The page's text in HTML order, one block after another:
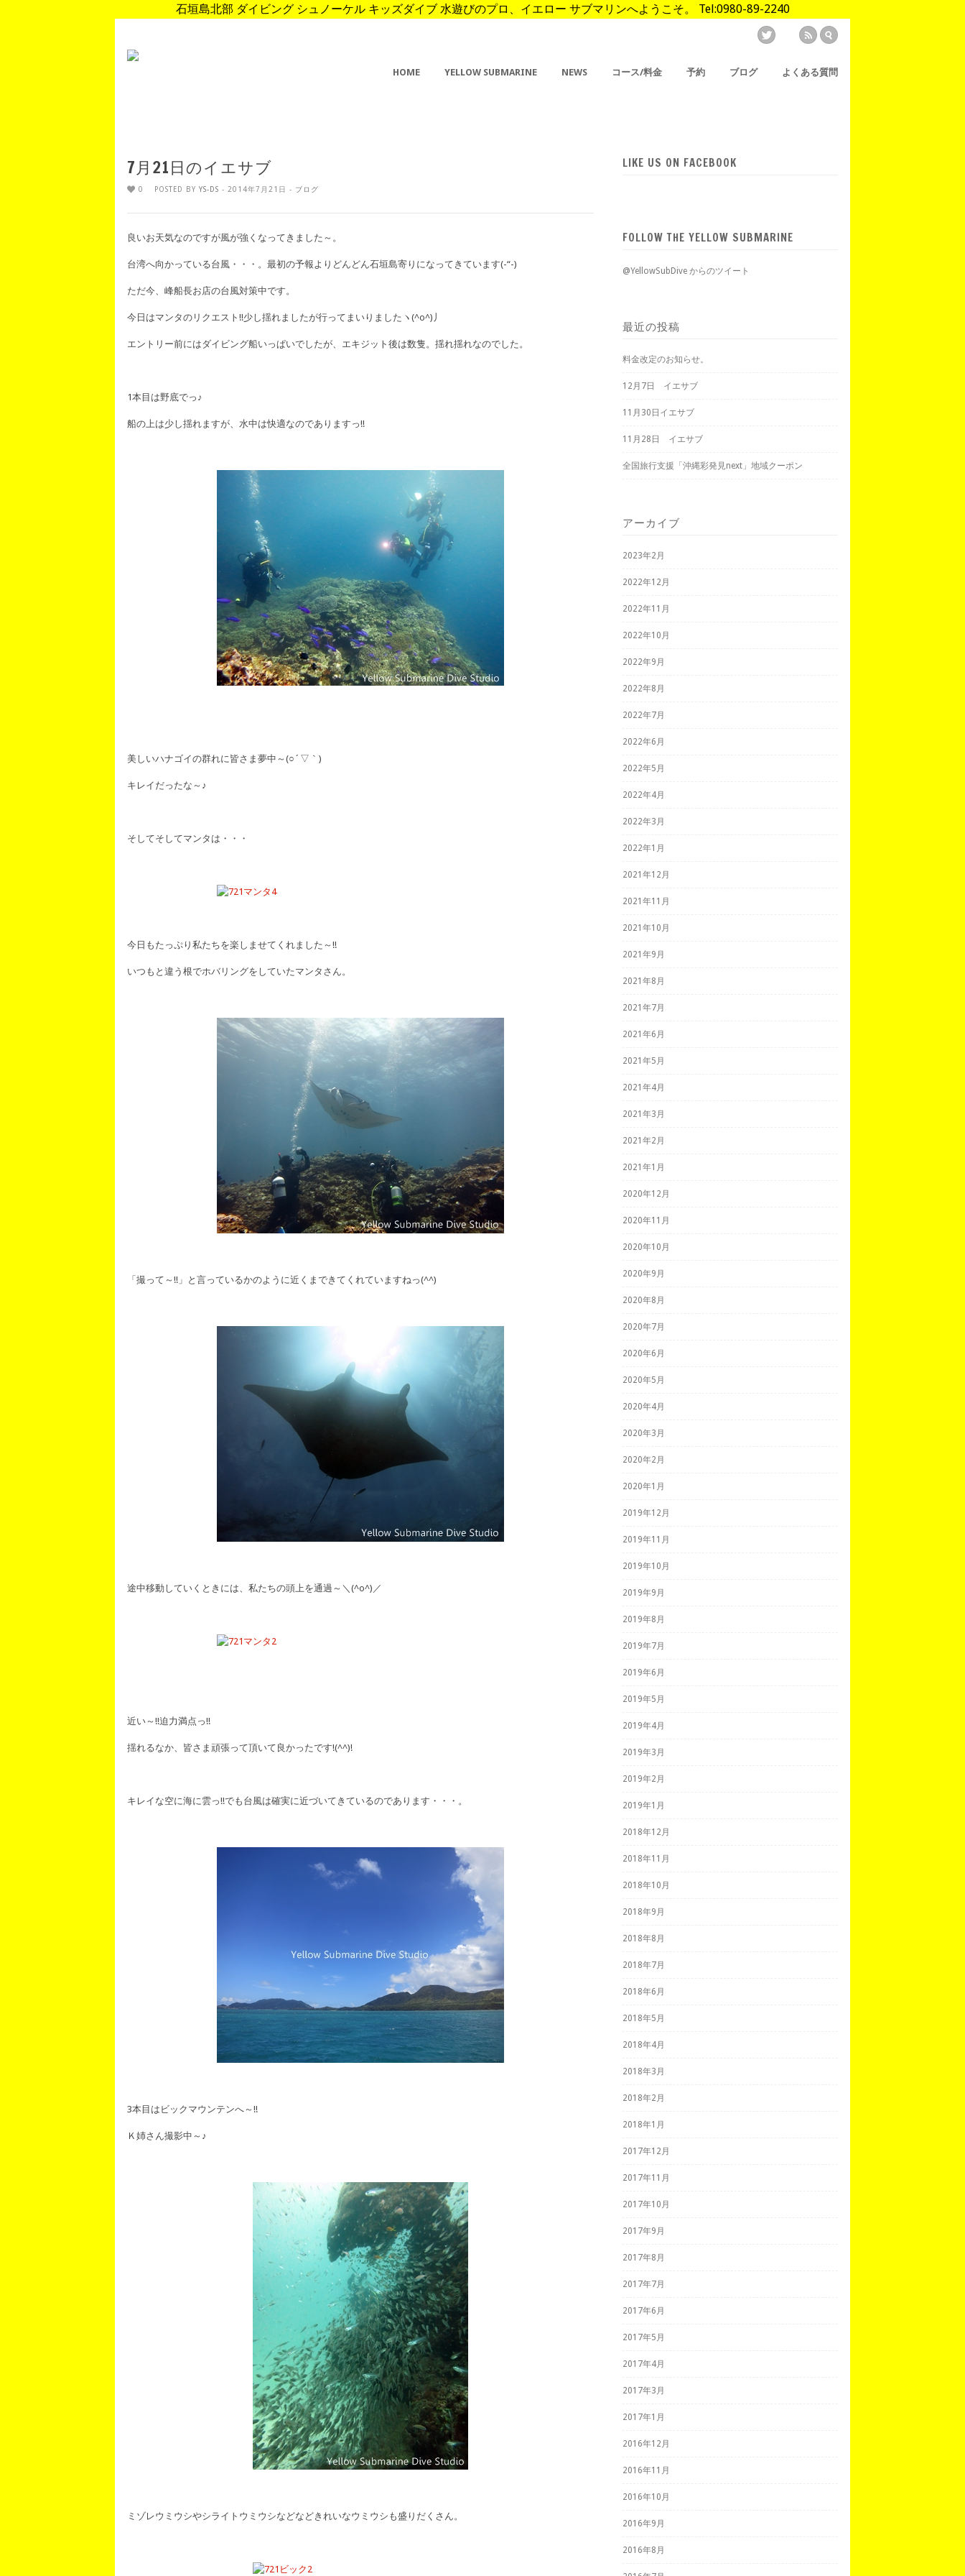
石垣島北部 ダイビング シュノーケル キッズダイブ 水遊びのプロ、イエロー サブマリンへようこそ。 Tel:0980-89-2240
HOME YELLOW SUBMARINE NEWS コース/料金 予約 ブログ よくある質問
7月21日のイエサブ
0 POSTED BY YS-DS - 2014年7月21日 - ブログ
良いお天気なのですが風が強くなってきました～。
台湾へ向かっている台風・・・。最初の予報よりどんどん石垣島寄りになってきています(-“-)
ただ今、峰船長お店の台風対策中です。
今日はマンタのリクエスト!!少し揺れましたが行ってまいりましたヽ(^o^)丿
エントリー前にはダイビング船いっぱいでしたが、エキジット後は数隻。揺れ揺れなのでした。
1本目は野底でっ♪
船の上は少し揺れますが、水中は快適なのでありますっ!!
美しいハナゴイの群れに皆さま夢中～(○´▽｀)
キレイだったな～♪
そしてそしてマンタは・・・
今日もたっぷり私たちを楽しませてくれました～!!
いつもと違う根でホバリングをしていたマンタさん。
「撮って～!!」と言っているかのように近くまできてくれていますねっ(^^)
途中移動していくときには、私たちの頭上を通過～＼(^o^)／
近い～!!迫力満点っ!!
揺れるなか、皆さま頑張って頂いて良かったです!(^^)!
キレイな空に海に雲っ!!でも台風は確実に近づいてきているのであります・・・。
3本目はビックマウンテンへ～!!
Ｋ姉さん撮影中～♪
ミゾレウミウシやシライトウミウシなどなどきれいなウミウシも盛りだくさん。
LIKE US ON FACEBOOK
FOLLOW THE YELLOW SUBMARINE
@YellowSubDive からのツイート
最近の投稿
料金改定のお知らせ。
12月7日 イエサブ
11月30日イエサブ
11月28日 イエサブ
全国旅行支援「沖縄彩発見next」地域クーポン
アーカイブ
2023年2月
2022年12月
2022年11月
2022年10月
2022年9月
2022年8月
2022年7月
2022年6月
2022年5月
2022年4月
2022年3月
2022年1月
2021年12月
2021年11月
2021年10月
2021年9月
2021年8月
2021年7月
2021年6月
2021年5月
2021年4月
2021年3月
2021年2月
2021年1月
2020年12月
2020年11月
2020年10月
2020年9月
2020年8月
2020年7月
2020年6月
2020年5月
2020年4月
2020年3月
2020年2月
2020年1月
2019年12月
2019年11月
2019年10月
2019年9月
2019年8月
2019年7月
2019年6月
2019年5月
2019年4月
2019年3月
2019年2月
2019年1月
2018年12月
2018年11月
2018年10月
2018年9月
2018年8月
2018年7月
2018年6月
2018年5月
2018年4月
2018年3月
2018年2月
2018年1月
2017年12月
2017年11月
2017年10月
2017年9月
2017年8月
2017年7月
2017年6月
2017年5月
2017年4月
2017年3月
2017年1月
2016年12月
2016年11月
2016年10月
2016年9月
2016年8月